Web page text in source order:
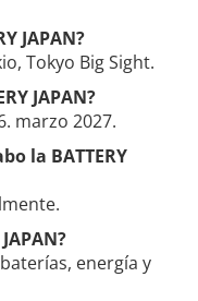
JAPAN?
Tokyo Big Sight.
JAPAN?
marzo 2027.
la BATTERY
baterías, energía y